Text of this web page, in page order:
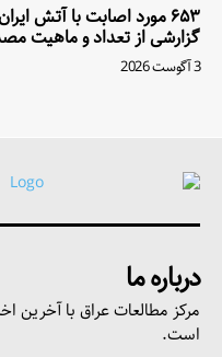
۶۵۳ مورد اصابت با آتش
گزارشی از تعداد و ماهیت
3 آگوست 2026
درباره ما
مرکز مطالعات عراق با آخرین
است.